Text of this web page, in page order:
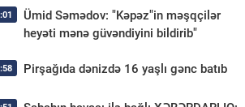
Ümid Səmədov: "Kəpəz"in məşqçilər
heyəti mənə güvəndiyini bildirib"
Pirşağıda dənizdə 16 yaşlı gənc batıb